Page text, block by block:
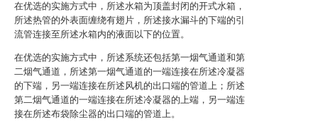
在优选的实施方式中，所述水箱为顶盖封闭的开式水箱，
所述热管的外表面缠绕有翅片，所述接水漏斗的下端的引
流管连接至所述水箱内的液面以下的位置。
在优选的实施方式中，所述系统还包括第一烟气通道和第
二烟气通道，所述第一烟气通道的一端连接在所述冷凝器
的下端，另一端连接在所述风机的出口端的管道上；所述
第二烟气通道的一端连接在所述冷凝器的上端，另一端连
接在所述布袋除尘器的出口端的管道上。